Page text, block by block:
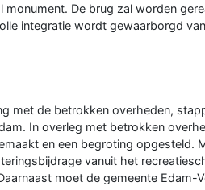
monument. De brug zal worden
integratie wordt gewaarborgd
met de betrokken overheden,
In overleg met betrokken
en een begroting opgesteld.
vanuit het
moet de gemeente Edam-